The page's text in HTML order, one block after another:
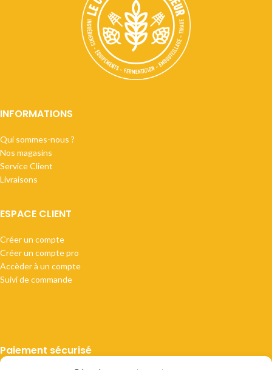
INFORMATIONS
Qui sommes-nous ?
Nos magasins
Service Client
Livraisons
ESPACE CLIENT
Créer un compte
Créer un compte pro
Accèder à un compte
Suivi de commande
Paiement sécurisé